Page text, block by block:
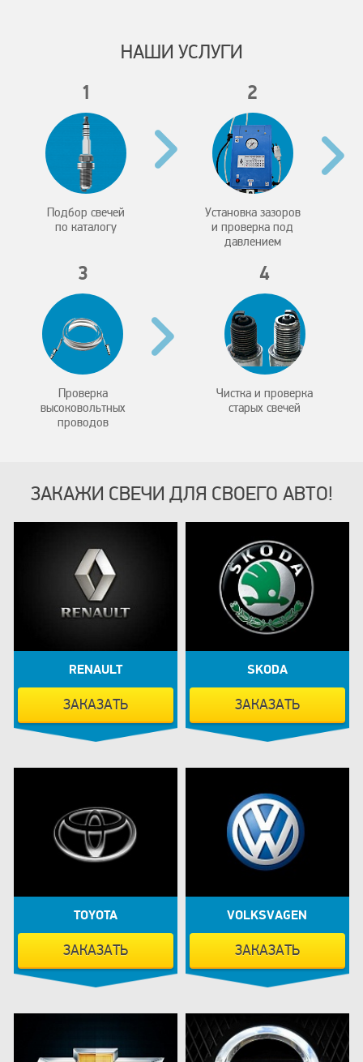
НАШИ УСЛУГИ
1
Подбор свечей
по каталогу
2
Установка зазоров
и проверка под
давлением
3
Проверка
высоковольтных
проводов
4
Чистка и проверка
старых свечей
ЗАКАЖИ СВЕЧИ ДЛЯ СВОЕГО АВТО!
RENAULT
ЗАКАЗАТЬ
SKODA
ЗАКАЗАТЬ
TOYOTA
ЗАКАЗАТЬ
VOLKSVAGEN
ЗАКАЗАТЬ